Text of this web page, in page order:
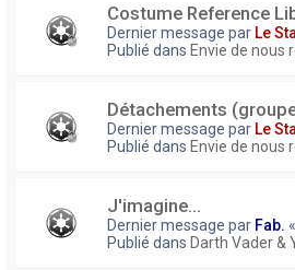
Costume Reference
Dernier message par Le
Publié dans Envie de nous
Détachements
Dernier message par Le
Publié dans Envie de nous
J'imagine...
Dernier message par Fab. «
Publié dans Darth Vader &